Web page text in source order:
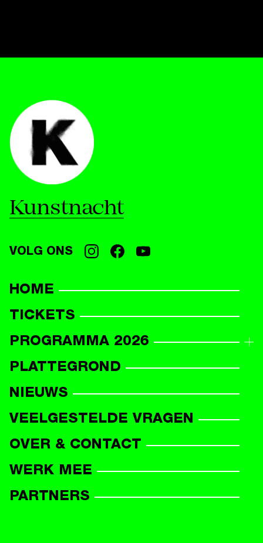
Kunstnacht
VOLG ONS
HOME
TICKETS
PROGRAMMA 2026
PLATTEGROND
NIEUWS
VEELGESTELDE VRAGEN
OVER & CONTACT
WERK MEE
PARTNERS